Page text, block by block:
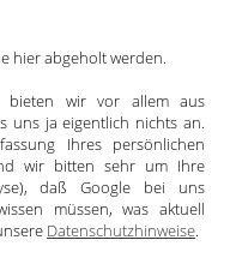
hier abgeholt werden.
bieten wir vor allem aus
uns ja eigentlich nichts an.
Ihres persönlichen
wir bitten sehr um Ihre
daß Google bei uns
müssen, was aktuell
Datenschutzhinweise.